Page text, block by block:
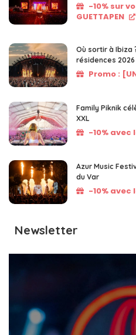
-10% sur
GUETTAPEN
Où sortir à Ibiza
résidences 2026
Promo :
Family Piknik
XXL
-10% avec
Azur Music
du Var
-10% avec
Newsletter